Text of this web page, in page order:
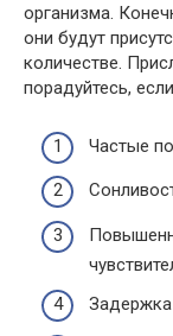
организма.
они будут
количестве.
порадуйтесь,
Частые
Задержка